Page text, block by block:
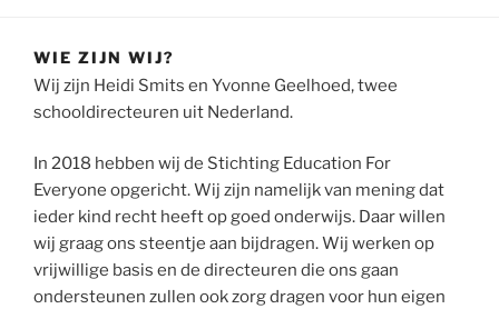
WIE ZIJN WIJ?
Wij zijn Heidi Smits en Yvonne Geelhoed, twee
schooldirecteuren uit Nederland.
In 2018 hebben wij de Stichting Education For
Everyone opgericht. Wij zijn namelijk van mening dat
ieder kind recht heeft op goed onderwijs. Daar willen
wij graag ons steentje aan bijdragen. Wij werken op
vrijwillige basis en de directeuren die ons gaan
ondersteunen zullen ook zorg dragen voor hun eigen